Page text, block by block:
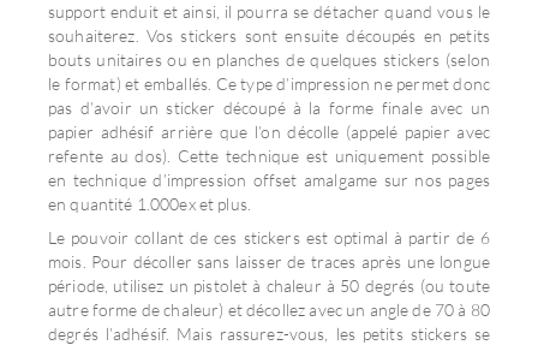
support enduit et ainsi, il pourra se détacher quand vous le
souhaiterez. Vos stickers sont ensuite découpés en petits
bouts unitaires ou en planches de quelques stickers (selon
le format) et emballés. Ce type d’impression ne permet donc
pas d’avoir un sticker découpé à la forme finale avec un
papier adhésif arrière que l’on décolle (appelé papier avec
refente au dos). Cette technique est uniquement possible
en technique d’impression offset amalgame sur nos pages
en quantité 1.000ex et plus.
Le pouvoir collant de ces stickers est optimal à partir de 6
mois. Pour décoller sans laisser de traces après une longue
période, utilisez un pistolet à chaleur à 50 degrés (ou toute
autre forme de chaleur) et décollez avec un angle de 70 à 80
degrés l’adhésif. Mais rassurez-vous, les petits stickers se